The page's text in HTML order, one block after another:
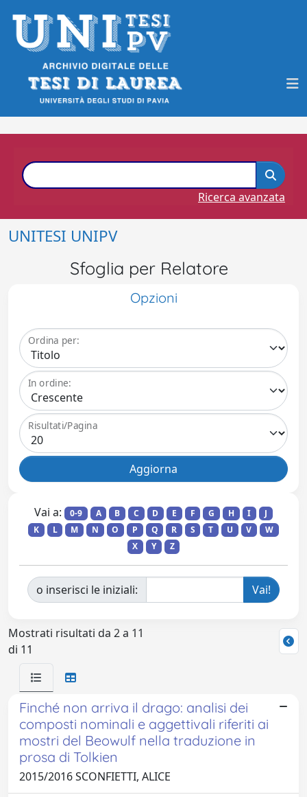
Ricerca avanzata
UNITESI UNIPV
Sfoglia per Relatore
Opzioni
Ordina per:
In ordine:
Risultati/Pagina
Vai a: 0-9 A B C D E F G H I
J
K
L M N O P Q R S T U V
W
X
Y Z
o inserisci le iniziali:
Mostrati risultati da 2 a 11
di 11
Finché non arriva il drago: analisi dei
composti nominali e aggettivali riferiti ai
mostri del Beowulf nella traduzione in
prosa di Tolkien
2015/2016 SCONFIETTI, ALICE